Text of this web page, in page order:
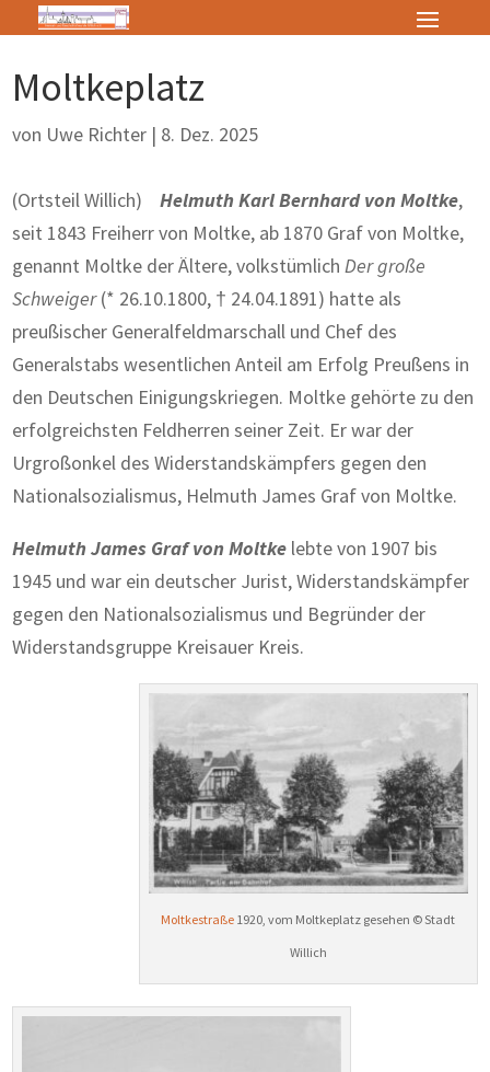
Moltkeplatz
von Uwe Richter | 8. Dez. 2025
(Ortsteil Willich)Helmuth Karl Bernhard von Moltke,
seit 1843 Freiherr von Moltke, ab 1870 Graf von Moltke,
genannt Moltke der Ältere, volkstümlichDer große
Schweiger(* 26.10.1800, † 24.04.1891) hatte als
preußischer Generalfeldmarschall und Chef des
Generalstabs wesentlichen Anteil am Erfolg Preußens in
den Deutschen Einigungskriegen. Moltke gehörte zu den
erfolgreichsten Feldherren seiner Zeit. Er war der
Urgroßonkel des Widerstandskämpfers gegen den
Nationalsozialismus, Helmuth James Graf von Moltke.
Helmuth James Graf von Moltke lebte von 1907 bis
1945 und war ein deutscher Jurist, Widerstandskämpfer
gegen den Nationalsozialismus und Begründer der
Widerstandsgruppe Kreisauer Kreis.
Moltkestraße 1920, vom Moltkeplatz gesehen © Stadt
Willich